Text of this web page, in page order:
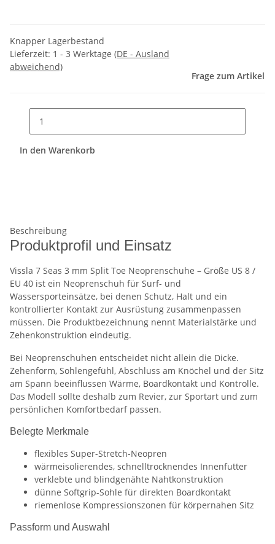
Knapper Lagerbestand
Lieferzeit: 1 - 3 Werktage (DE - Ausland
abweichend)
Frage zum Artikel
In den Warenkorb
Beschreibung
Produktprofil und Einsatz
Vissla 7 Seas 3 mm Split Toe Neoprenschuhe – Größe US 8 /
EU 40 ist ein Neoprenschuh für Surf- und
Wassersporteinsätze, bei denen Schutz, Halt und ein
kontrollierter Kontakt zur Ausrüstung zusammenpassen
müssen. Die Produktbezeichnung nennt Materialstärke und
Zehenkonstruktion eindeutig.
Bei Neoprenschuhen entscheidet nicht allein die Dicke.
Zehenform, Sohlengefühl, Abschluss am Knöchel und der Sitz
am Spann beeinflussen Wärme, Boardkontakt und Kontrolle.
Das Modell sollte deshalb zum Revier, zur Sportart und zum
persönlichen Komfortbedarf passen.
Belegte Merkmale
flexibles Super-Stretch-Neopren
wärmeisolierendes, schnelltrocknendes Innenfutter
verklebte und blindgenähte Nahtkonstruktion
dünne Softgrip-Sohle für direkten Boardkontakt
riemenlose Kompressionszonen für körpernahen Sitz
Passform und Auswahl